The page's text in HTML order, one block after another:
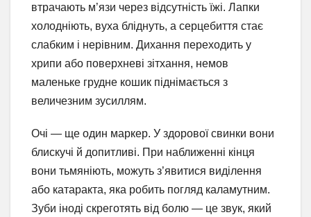
втрачають м’язи через відсутність їжі. Лапки
холодніють, вуха бліднуть, а серцебиття стає
слабким і нерівним. Дихання переходить у
хрипи або поверхневі зітхання, немов
маленьке грудне кошик піднімається з
величезним зусиллям.
Очі — ще один маркер. У здорової свинки вони
блискучі й допитливі. При наближенні кінця
вони тьмяніють, можуть з’явитися виділення
або катаракта, яка робить погляд каламутним.
Зуби іноді скреготять від болю — це звук, який